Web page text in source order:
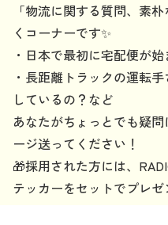
「物流に関する質問、素
くコーナーです✨
・日本で最初に宅配便が
・長距離トラックの運転
しているの？など
あなたがちょっとでも疑
ージ送ってください！
🎁採用された方には、
テッカーをセットでプレゼ